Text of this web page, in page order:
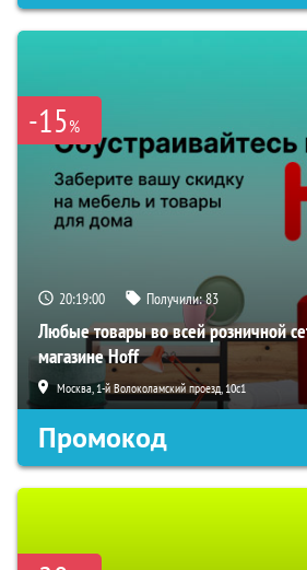
-15%
20:19:00 Получили:83
Любые товары во всей розничной
магазине Hoff
Москва, 1-й Волоколамский проезд, 10с1
Промокод